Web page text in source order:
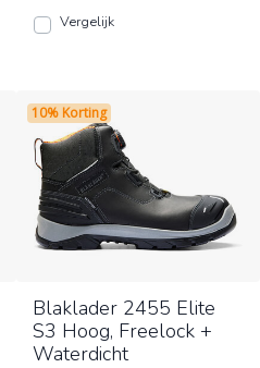
Vergelijk
10% Korting
Blaklader 2455 Elite
S3 Hoog, Freelock +
Waterdicht